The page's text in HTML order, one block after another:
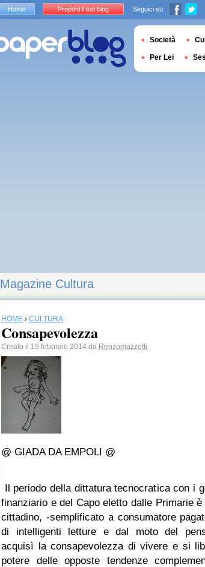
Magazine Cultura
HOME › CULTURA
Consapevolezza
Creato il 19 febbraio 2014 da Renzomazzetti
@ GIADA DA EMPOLI @
Il periodo della dittatura tecnocratica con i
finanziario e del Capo eletto dalle Primarie
cittadino, -semplificato a consumatore
di intelligenti letture e dal moto del
acquisì la consapevolezza di vivere e si
potere delle opposte tendenze
Home Proponi il tuo blog Seguici su
Società
Per Lei